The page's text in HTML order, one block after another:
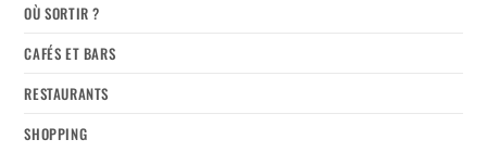
OÙ SORTIR ?
CAFÉS ET BARS
RESTAURANTS
SHOPPING